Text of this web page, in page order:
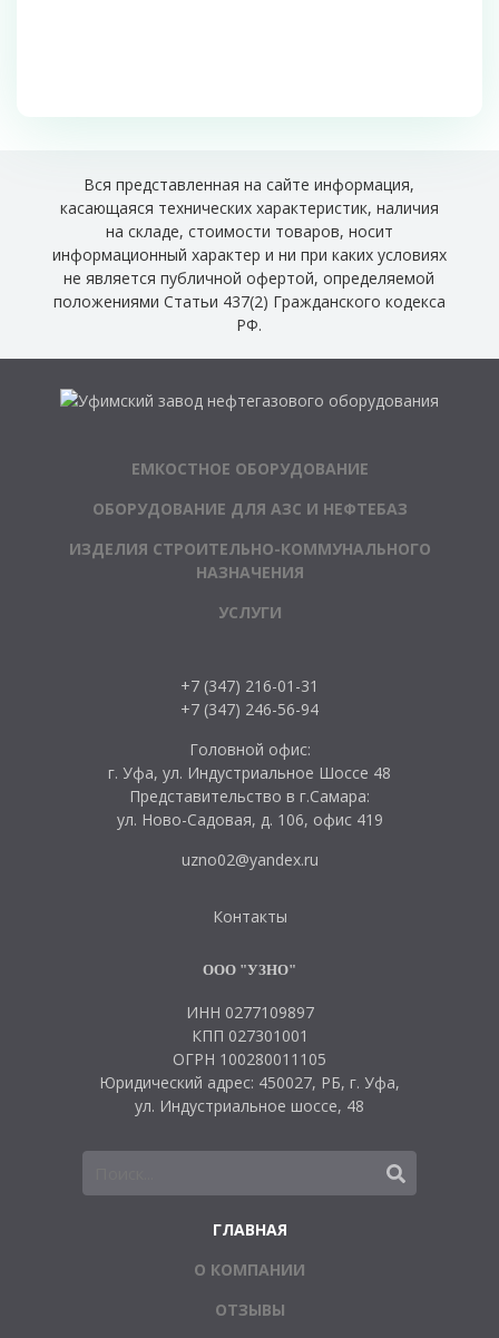
Вся представленная на сайте информация,
касающаяся технических характеристик, наличия
на складе, стоимости товаров, носит
информационный характер и ни при каких условиях
не является публичной офертой, определяемой
положениями Статьи 437(2) Гражданского кодекса
РФ.
ЕМКОСТНОЕ ОБОРУДОВАНИЕ
ОБОРУДОВАНИЕ ДЛЯ АЗС И НЕФТЕБАЗ
ИЗДЕЛИЯ СТРОИТЕЛЬНО-КОММУНАЛЬНОГО
НАЗНАЧЕНИЯ
УСЛУГИ
+7 (347) 216-01-31
+7 (347) 246-56-94
Головной офис:
г. Уфа, ул. Индустриальное Шоссе 48
Представительство в г.Самара:
ул. Ново-Садовая, д. 106, офис 419
uzno02@yandex.ru
Контакты
ООО "УЗНО"
ИНН 0277109897
КПП 027301001
ОГРН 100280011105
Юридический адрес: 450027, РБ, г. Уфа,
ул. Индустриальное шоссе, 48
ГЛАВНАЯ
О КОМПАНИИ
ОТЗЫВЫ